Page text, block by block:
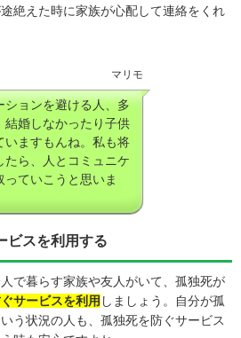
絶えた時に家族が心配して連絡をくれ
マリモ
ションを避ける人、多
結婚しなかったり子供
いますもんね。私も将
ら、人とコミュニケ
ていこうと思いま
ビスを利用する
で暮らす家族や友人がいて、孤独死が
サービスを利用 しましょう。自分が孤
う状況の人も、孤独死を防ぐサービス